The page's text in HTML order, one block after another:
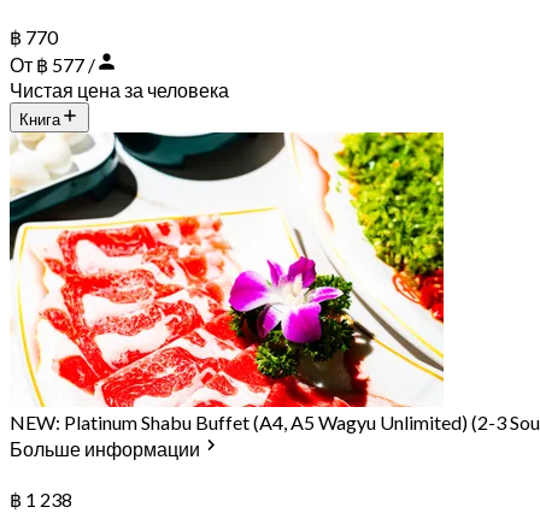
฿ 770
От ฿ 577 /
Чистая цена за человека
Книга
NEW: Platinum Shabu Buffet (A4, A5 Wagyu Unlimited) (2-3
Больше информации
฿ 1 238